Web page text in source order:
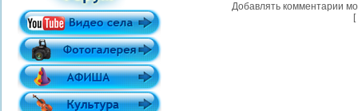
Добавлять комментарии
[